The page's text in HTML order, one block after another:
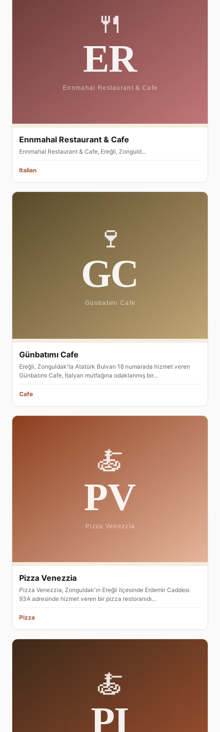
Ennmahal Restaurant & Cafe
Ennmahal Restaurant & Cafe, Ereğli, Zonguld…
Italian
Günbatımı Cafe
Ereğli, Zonguldak'ta Atatürk Bulvarı 18 numarada hizmet veren
Günbatımı Cafe, İtalyan mutfağına odaklanmış bir…
Cafe
Pizza Venezzia
Pizza Venezzia, Zonguldak'ın Ereğli ilçesinde Erdemir Caddesi
93A adresinde hizmet veren bir pizza restoranıdı…
Pizza